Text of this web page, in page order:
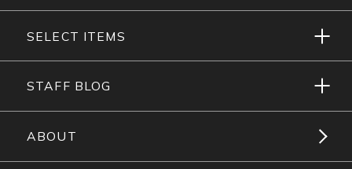
SELECT ITEMS
STAFF BLOG
ABOUT